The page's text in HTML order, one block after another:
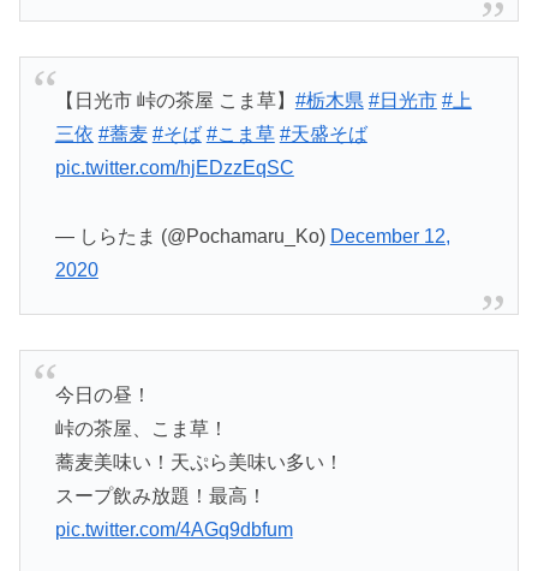
【日光市 峠の茶屋 こま草】 #栃木県 #日光市 #上
三依 #蕎麦 #そば #こま草 #天盛そば
pic.twitter.com/hjEDzzEqSC
— しらたま (@Pochamaru_Ko) December 12,
2020
今日の昼！
峠の茶屋、こま草！
蕎麦美味い！天ぷら美味い多い！
スープ飲み放題！最高！
pic.twitter.com/4AGq9dbfum